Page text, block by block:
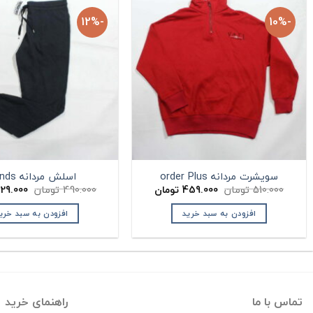
-10%
سویشرت مردانه order Plus
510.000 تومان قیمت
اصلی:
510.000 تومان
بود.
459.000 تومان
افزودن به سبد خرید
-12%
اسلش مردانه Bonds
490.000 تومان قیمت
اصلی:
بود.
افزودن به سبد
تماس با ما راهنمای خرید